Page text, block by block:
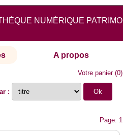
NUMÉRIQUE
A propos
Votre panier(0)
:
Page: 1